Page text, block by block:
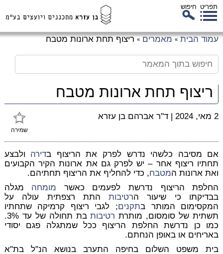
תפריט חיפוש
עמוד הבית » מאמרים » ריצוף תחת ארונות מטבח
ריצוף תחת ארונות מטבח
שמירה
2 מאי, 2024 | ד"ר אברהם בן עזרא
אם מסיבה כלשהי נדרש לפרק את הריצוף בדירה ולבצע
תחתיו ריצוף אחר – יש לפרק גם את ארונות הקיר הקבועים
ואת ארונות המטבח, כדי להחליף את הריצוף תחתיהם.
החלפת הריצוף נדרשת לפעמים כאשר מומחה מגלה
בבדיקתו כי שיעור הרטיבותהתת רצפתית עולה על
המקסימום המותר בתקנים; לגבי ריצוף קרמיקה שתחתיו
תשתית של סומסום, מותרת רטיבות
בת תחולה של עד 3%.
כמו כן נדרשת החלפת הריצוף ככל שמתגלה פגם יסודי
באריחים או באופן הנחתם.
בית משפט השלום בחיפה התערב בנושא הנ"ל בת"א